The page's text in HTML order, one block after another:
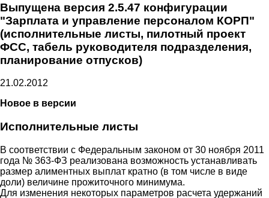
Выпущена версия 2.5.47 конфигурации
"Зарплата и управление персоналом КОРП"
(исполнительные листы, пилотный проект
ФСС, табель руководителя подразделения,
планирование отпусков)
21.02.2012
Новое в версии
Исполнительные листы
В соответствии с Федеральным законом от 30 ноября 2011
года № 363-ФЗ реализована возможность устанавливать
размер алиментных выплат кратно (в том числе в виде
доли) величине прожиточного минимума.
Для изменения некоторых параметров расчета удержаний